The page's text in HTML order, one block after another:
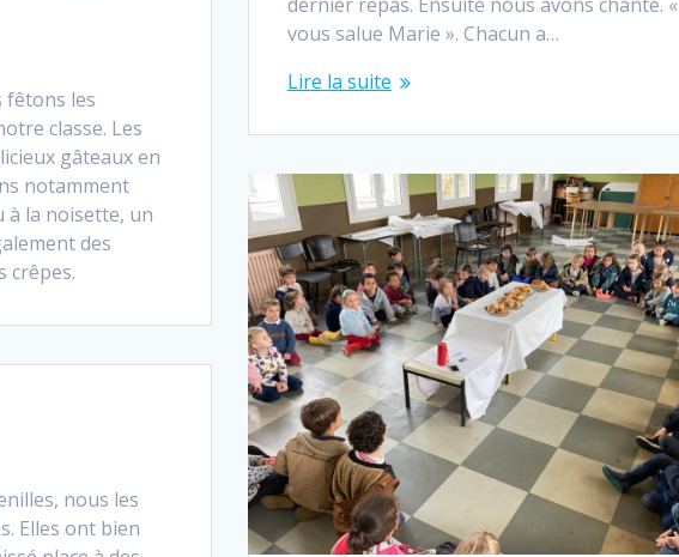
fêtons les
classe. Les
gâteaux en
notamment
à la noisette, un
des
crêpes.
vous salue Marie ». Chacun a…
Lire la suite
nous les
Elles ont bien